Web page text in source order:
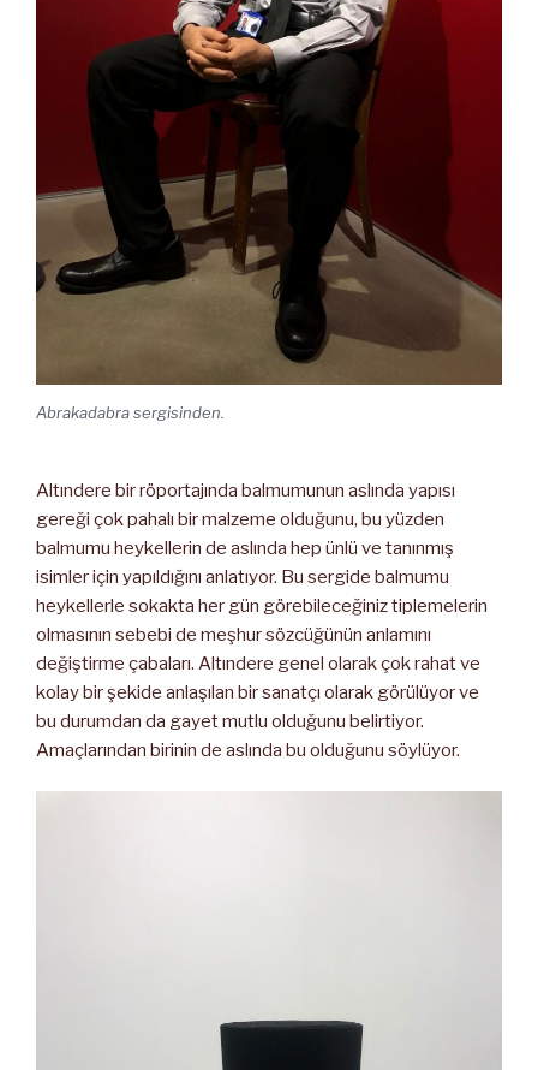
Abrakadabra sergisinden.
Altındere bir röportajında balmumunun aslında yapısı
gereği çok pahalı bir malzeme olduğunu, bu yüzden
balmumu heykellerin de aslında hep ünlü ve tanınmış
isimler için yapıldığını anlatıyor. Bu sergide balmumu
heykellerle sokakta her gün görebileceğiniz tiplemelerin
olmasının sebebi de meşhur sözcüğünün anlamını
değiştirme çabaları. Altındere genel olarak çok rahat ve
kolay bir şekide anlaşılan bir sanatçı olarak görülüyor ve
bu durumdan da gayet mutlu olduğunu belirtiyor.
Amaçlarından birinin de aslında bu olduğunu söylüyor.